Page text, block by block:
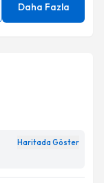
Daha Fazla
Haritada Göster